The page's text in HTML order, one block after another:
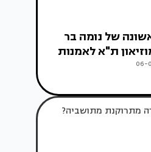
של נומה בר
ת"א לאמנות
06-